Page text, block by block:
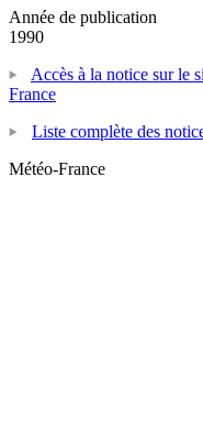
Année de publication
1990
Accès à la notice sur le
France
Liste complète des
Météo-France